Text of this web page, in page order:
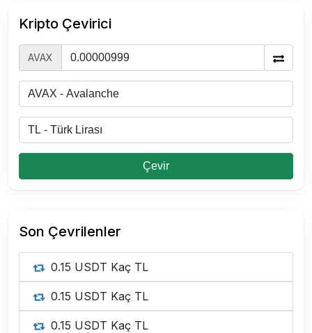
Kripto Çevirici
AVAX
Çevir
Son Çevrilenler
0.15 USDT Kaç TL
0.15 USDT Kaç TL
0.15 USDT Kaç TL